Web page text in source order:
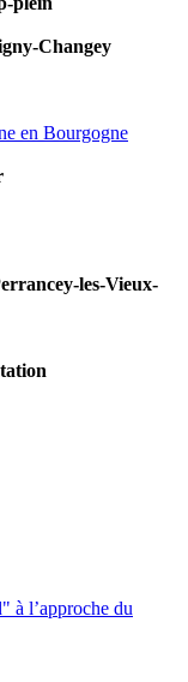
Changey
en Bourgogne
les-Vieux-
à l’approche du